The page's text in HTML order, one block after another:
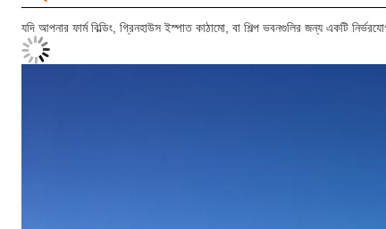
যদি আপনার ফার্ম বিল্ডিং, গ্রিনহাউস ইস্পাত কাঠামো, বা শিল্প ভবনগুলির জন্য একটি